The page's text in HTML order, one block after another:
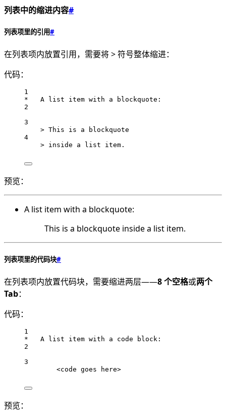
列表中的缩进内容#
列表项里的引用#
在列表项内放置引用，需要将 > 符号整体缩进：
代码：
1
*   A list item with a blockquote:
2
3
> This is a blockquote
4
> inside a list item.
预览：
A list item with a blockquote:
This is a blockquote inside a list item.
列表项里的代码块#
在列表项内放置代码块，需要缩进两层——8 个空格或两个
Tab：
代码：
1
*   A list item with a code block:
2
3
<code goes here>
预览：